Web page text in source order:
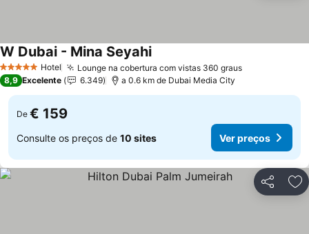
5 Estrelas Hotel Lounge na cobertura com vistas 360 graus
W Dubai - Mina Seyahi
8,9 Excelente 6.349 a 0.6 km de Dubai Media City
De € 159
Consulte os preços de 10 sites Ver preços
Partilhar